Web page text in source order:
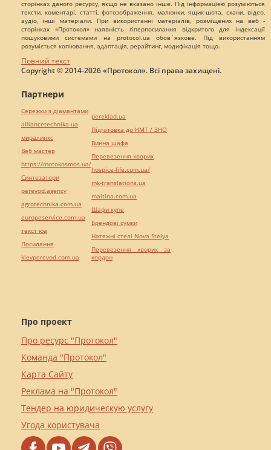
сторінках даного ресурсу, якщо не вказано інше. Під інформацією розуміються
тексти, коментарі, статті, фотозображення, малюнки, ящик-шота, скани, відео,
аудіо, інші матеріали. При використанні матеріалів, розміщених на веб -
сторінках «Протокол» наявність гіперпосилання відкритого для індексації
пошуковими системами на protocol.ua обов`язкове. Під використанням
розуміється копіювання, адаптація, рерайтинг, модифікація тощо.
Повний текст
Copyright © 2014-2026 «Протокол». Всі права захищені.
Про проект
Про ресурс "Протокол"
Команда "Протокол"
Карта Сайту
Реклама на "Протокол"
Тендер на юридическую услугу
Угода користувача
Партнери
Сережки з діамантами
alliancetechnika.ua
миралинкс
Веб мастер
https://motokosmos.ua/
Синтезатори
perevod.agency
agrotechnika.com.ua
europeservice.com.ua
текст юа
Посилання
kievperevod.com.ua
pereklad.ua
Підготовка до НМТ / ЗНО
Винна шафа
Перевезення хворих
hospice-life.com.ua/
mk-translations.ua
maltina.com.ua
Шафи купе
Брендові сумки
Натяжні стелі Nova Stelya
Перевезення хворих за
кордон